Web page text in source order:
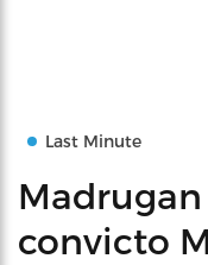
Last Minute
convicto